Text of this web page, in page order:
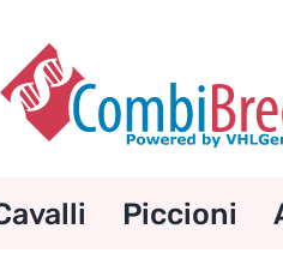
Piccioni